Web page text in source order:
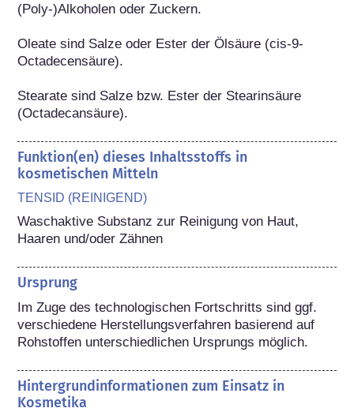
(Poly-)Alkoholen oder Zuckern.
Oleate sind Salze oder Ester der Ölsäure (cis-9-
Octadecensäure).
Stearate sind Salze bzw. Ester der Stearinsäure
(Octadecansäure).
Funktion(en) dieses Inhaltsstoffs in
kosmetischen Mitteln
TENSID (REINIGEND)
Waschaktive Substanz zur Reinigung von Haut,
Haaren und/oder Zähnen
Ursprung
Im Zuge des technologischen Fortschritts sind ggf.
verschiedene Herstellungsverfahren basierend auf
Rohstoffen unterschiedlichen Ursprungs möglich.
Hintergrundinformationen zum Einsatz in
Kosmetika